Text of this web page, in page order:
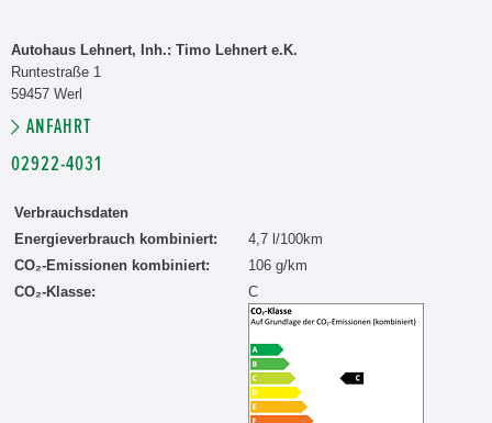
Autohaus Lehnert, Inh.: Timo Lehnert e.K.
Runtestraße 1
59457 Werl
ANFAHRT
02922-4031
Verbrauchsdaten
Energieverbrauch kombiniert:
4,7 l/100km
CO₂-Emissionen kombiniert:
106 g/km
CO₂-Klasse:
C